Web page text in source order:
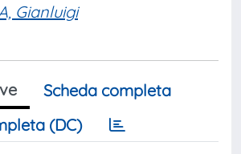
Gianluigi
Scheda completa
(DC)